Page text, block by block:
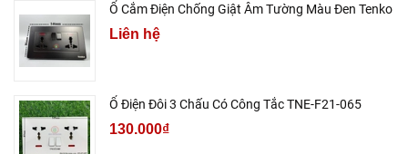
Ổ Cắm Điện Chống Giật Âm Tường Màu Đen Tenko
Liên hệ
Ổ Điện Đôi 3 Chấu Có Công Tắc TNE-F21-065
130.000₫